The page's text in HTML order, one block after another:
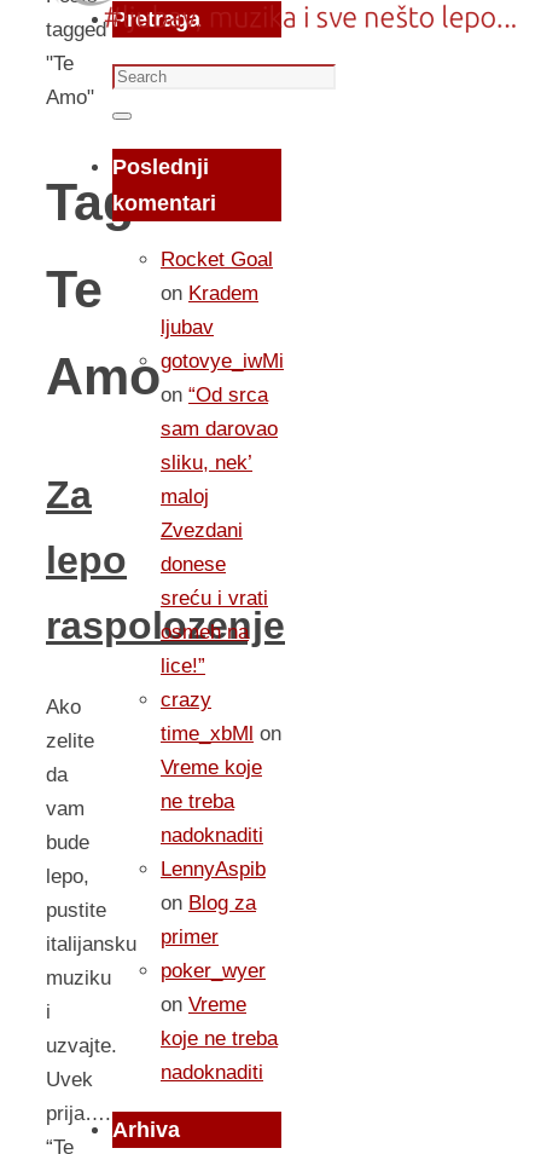
tagged
"Te
Amo"
Tag:
Te
Amo
Za
lepo
raspolozenje
Ako
zelite
da
vam
bude
lepo,
pustite
italijansku
muziku
i
uzvajte.
Uvek
prija….
“Te
Pretraga
Search
for:
Search
Poslednji
komentari
Rocket Goal
on Kradem
ljubav
gotovye_iwMi
on “Od srca
sam darovao
sliku, nek’
maloj
Zvezdani
donese
sreću i vrati
osmeh na
lice!”
crazy
time_xbMl on
Vreme koje
ne treba
nadoknaditi
LennyAspib
on Blog za
primer
poker_wyer
on Vreme
koje ne treba
nadoknaditi
Arhiva